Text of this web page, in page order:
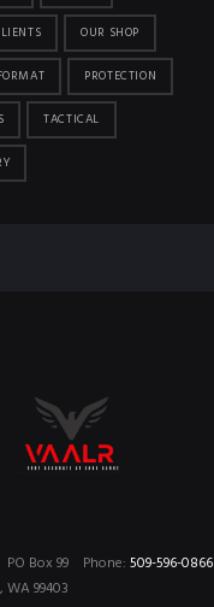
OUR SHOP
PROTECTION
TACTICAL
Phone: 509-596-0866
PO Box 99
99403